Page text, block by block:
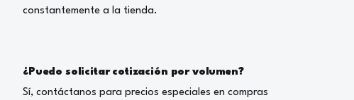
constantemente a la tienda.
¿Puedo solicitar cotización por volumen?
Sí, contáctanos para precios especiales en compras